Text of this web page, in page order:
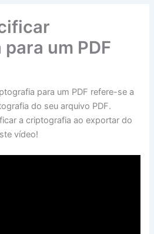
um PDF
para um PDF refere-se a
do seu arquivo PDF.
a criptografia ao exportar do
vídeo!